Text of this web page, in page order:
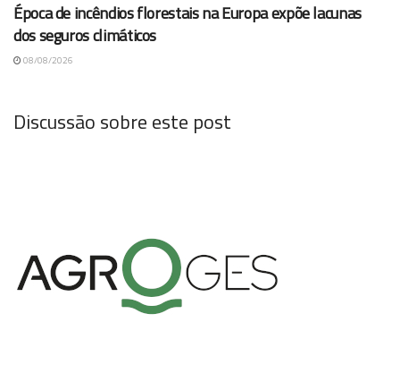
Época de incêndios florestais na Europa expõe lacunas
dos seguros climáticos
08/08/2026
Discussão sobre este post